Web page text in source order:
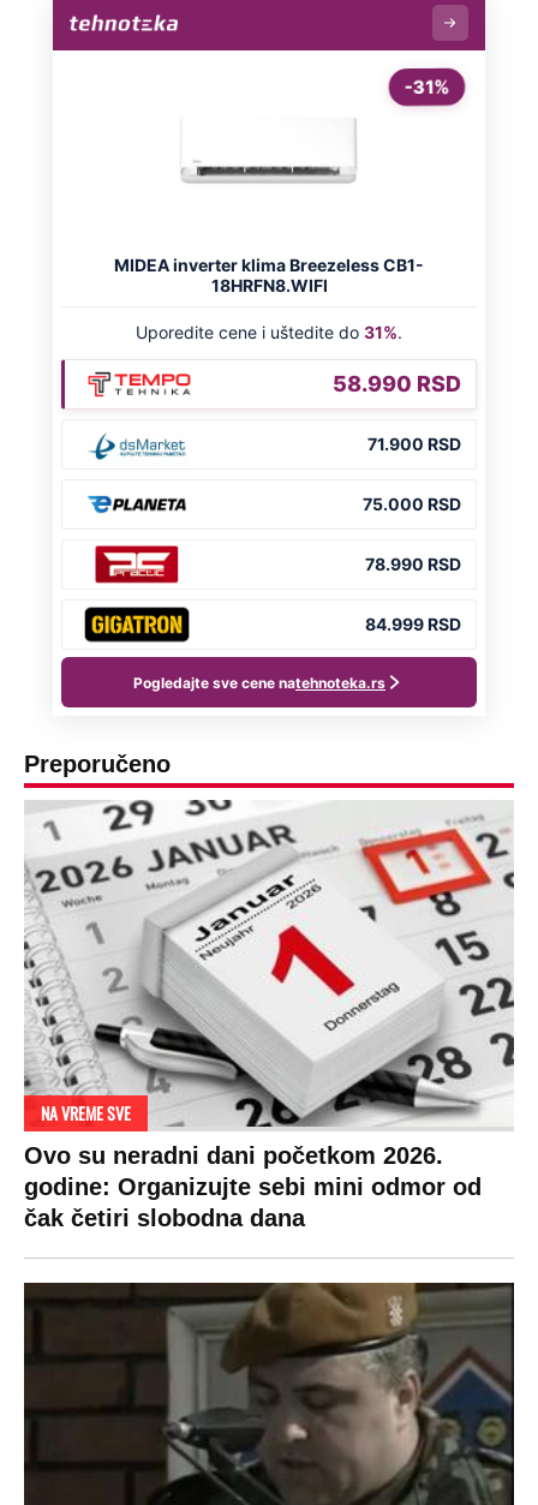
Preporučeno
NA VREME SVE
Ovo su neradni dani početkom 2026.
godine: Organizujte sebi mini odmor od
čak četiri slobodna dana